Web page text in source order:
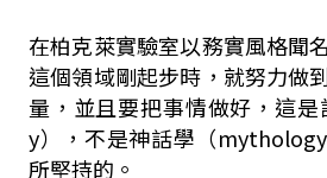
在柏克萊實驗室以務實風格聞
這個領域剛起步時，就努力做
量，並且要把事情做好，這
y），不是神話學（
所堅持的。